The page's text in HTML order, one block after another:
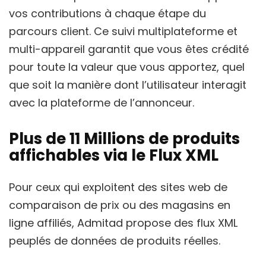
vos contributions à chaque étape du
parcours client. Ce suivi multiplateforme et
multi-appareil garantit que vous êtes crédité
pour toute la valeur que vous apportez, quel
que soit la manière dont l’utilisateur interagit
avec la plateforme de l’annonceur.
Plus de 11 Millions de produits
affichables via le Flux XML
Pour ceux qui exploitent des sites web de
comparaison de prix ou des magasins en
ligne affiliés, Admitad propose des flux XML
peuplés de données de produits réelles.